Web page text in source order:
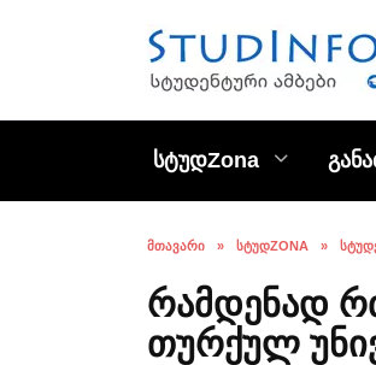
სტუდZona
ᲛᲗᲐᲕᲐᲠᲘ » ᲡᲢᲣᲓZONA »
რამდენად
თურქულ